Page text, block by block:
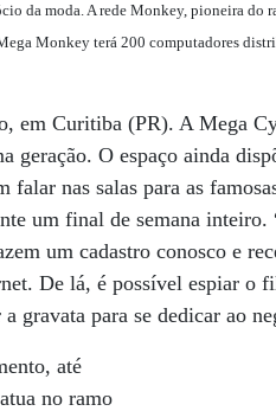
da moda. A rede Monkey, pioneira do
Monkey terá 200 computadores
em Curitiba (PR). A Mega
geração. O espaço ainda
nas salas para as
um final de semana
um cadastro conosco e
De lá, é possível espiar o
gravata para se dedicar ao
até
no ramo